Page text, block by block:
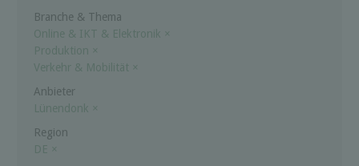
Branche & Thema
Online & IKT & Elektronik ×
Produktion ×
Verkehr & Mobilität ×
Anbieter
Lünendonk ×
Region
DE ×